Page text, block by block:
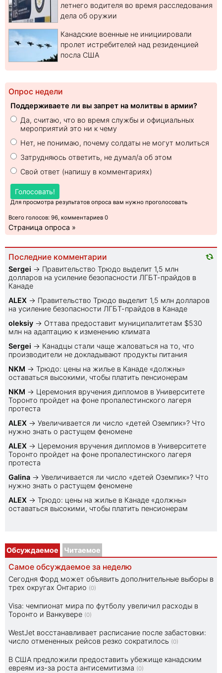
летнего водителя во время расследования
дела об оружии
Канадские военные не инициировали
пролет истребителей над резиденцией
посла США
Опрос недели
Поддерживаете ли вы запрет на молитвы в армии?
Да, считаю, что во время службы и официальных
мероприятий это ни к чему
Нет, не понимаю, почему солдаты не могут молиться
Затрудняюсь ответить, не думал/а об этом
Свой ответ (напишу в комментариях)
Голосовать!
Для просмотра результатов опроса вам нужно проголосовать
Всего голосов: 96, комментариев 0
Страница опроса »
Последние комментарии
Sеrgei → Правительство Трюдо выделит 1,5 млн
долларов на усиление безопасности ЛГБТ-прайдов в
Канаде
ALEX → Правительство Трюдо выделит 1,5 млн долларов
на усиление безопасности ЛГБТ-прайдов в Канаде
oleksiy → Оттава предоставит муниципалитетам $530
млн на адаптацию к изменению климата
Sеrgei → Канадцы стали чаще жаловаться на то, что
производители не докладывают продукты питания
NKM → Трюдо: цены на жилье в Канаде «должны»
оставаться высокими, чтобы платить пенсионерам
NKM → Церемония вручения дипломов в Университете
Торонто пройдет на фоне пропалестинского лагеря
протеста
ALEX → Увеличивается ли число «детей Оземпик»? Что
нужно знать о растущем феномене
ALEX → Церемония вручения дипломов в Университете
Торонто пройдет на фоне пропалестинского лагеря
протеста
Galina → Увеличивается ли число «детей Оземпик»? Что
нужно знать о растущем феномене
ALEX → Трюдо: цены на жилье в Канаде «должны»
оставаться высокими, чтобы платить пенсионерам
Обсуждаемое Читаемое
Самое обсуждаемое за неделю
Сегодня Форд может объявить дополнительные выборы в
трех округах Онтарио (0)
Visa: чемпионат мира по футболу увеличил расходы в
Торонто и Ванкувере (0)
WestJet восстанавливает расписание после забастовки:
число отмененных рейсов резко сократилось (0)
В США предложили предоставить убежище канадским
евреям из-за роста антисемитизма (0)